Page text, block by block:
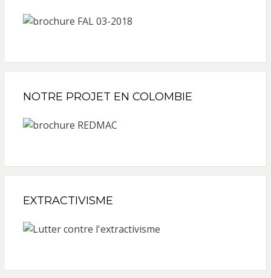
NOTRE PROJET EN COLOMBIE
EXTRACTIVISME